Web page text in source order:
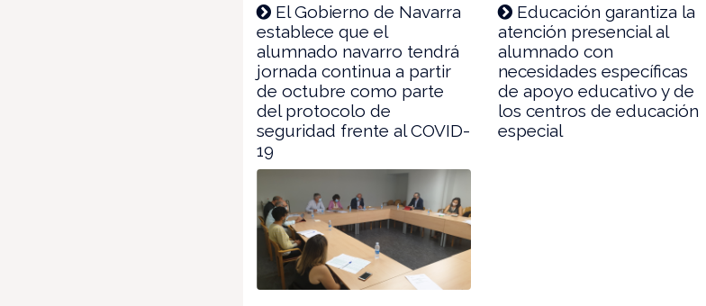
El Gobierno de Navarra
establece que el
alumnado navarro tendrá
jornada continua a partir
de octubre como parte
del protocolo de
seguridad frente al COVID-
19
Educación garantiza la
atención presencial al
alumnado con
necesidades específicas
de apoyo educativo y de
los centros de educación
especial